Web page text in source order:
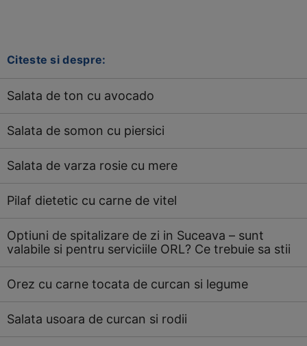
Citeste si despre:
Salata de ton cu avocado
Salata de somon cu piersici
Salata de varza rosie cu mere
Pilaf dietetic cu carne de vitel
Optiuni de spitalizare de zi in Suceava – sunt
valabile si pentru serviciile ORL? Ce trebuie sa stii
Orez cu carne tocata de curcan si legume
Salata usoara de curcan si rodii